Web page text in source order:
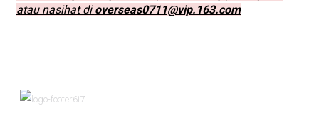
atau nasihat dioverseas0711@vip.163.com